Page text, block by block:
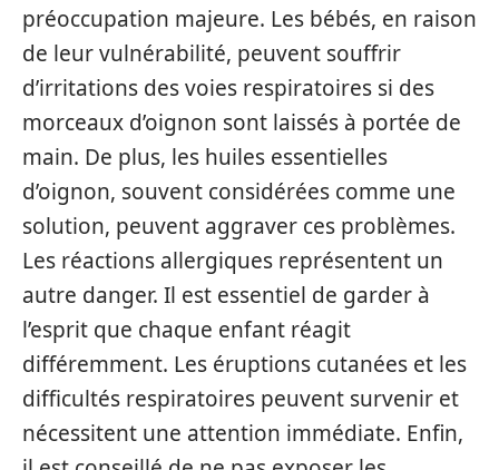
préoccupation majeure. Les bébés, en raison
de leur vulnérabilité, peuvent souffrir
d’irritations des voies respiratoires si des
morceaux d’oignon sont laissés à portée de
main. De plus, les huiles essentielles
d’oignon, souvent considérées comme une
solution, peuvent aggraver ces problèmes.
Les réactions allergiques représentent un
autre danger. Il est essentiel de garder à
l’esprit que chaque enfant réagit
différemment. Les éruptions cutanées et les
difficultés respiratoires peuvent survenir et
nécessitent une attention immédiate. Enfin,